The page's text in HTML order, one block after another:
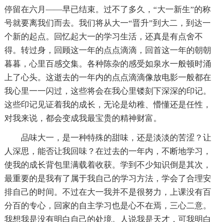
停留在六月——早已结束。过不了多久，“大一新生”的称
号就要离我们而去。我们将从大一“晋升”到大二，到达一
个新的起点。回忆起大一的学习生活，还真是有点舍不
得。转过身，回顾这一年的点点滴滴，回首这一年的朝朝
暮暮，心里百感交集。各种陈杂的感受如泉水一般顿时涌
上了心头。这逝去的一年内的点点滴滴像放电影一般都在
我心里一一闪过，这些将会在我心里镂刻下深深的印记。
这些印记见证着我的成长，无论是幼稚、懵懂还是任性，
对我来说，都会变成我最宝贵的精神财富。
品味大一，是一种特殊的甜味，还是淡淡的苦涩？让
人深思，能否让我回味？在过去的一年内，不断地学习，
使我的成长背包里满载着收获。学到不少知识倒是其次，
最重要的是我有了属于我自己的学习方法，学会了合理安
排自己的时间。不过在大一我并不是很努力，上课没有百
分百的专心，回家的自主学习也是心不在焉，三心二意。
我想我是没有明白自己的处境。人说我是天才，可我明白